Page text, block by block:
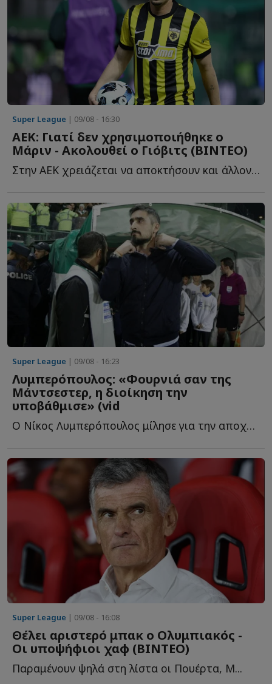
Super League | 09/08 - 16:30
ΑΕΚ: Γιατί δεν χρησιμοποιήθηκε ο
Μάριν - Ακολουθεί ο Γιόβιτς (ΒΙΝΤΕΟ)
Στην ΑΕΚ χρειάζεται να αποκτήσουν και άλλον αριστερό μ...
Super League | 09/08 - 16:23
Λυμπερόπουλος: «Φουρνιά σαν της
Μάντσεστερ, η διοίκηση την
υποβάθμισε» (vid
Ο Νίκος Λυμπερόπουλος μίλησε για την αποχώρησή του α...
Super League | 09/08 - 16:08
Θέλει αριστερό μπακ ο Ολυμπιακός -
Οι υποψήφιοι χαφ (ΒΙΝΤΕΟ)
Παραμένουν ψηλά στη λίστα οι Πουέρτα, Μ...